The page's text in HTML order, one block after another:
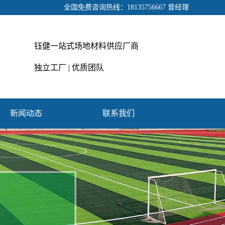
全国免费咨询热线：18135756667 曾经理
钰健一站式场地材料供应厂商
独立工厂 | 优质团队
新闻动态 联系我们